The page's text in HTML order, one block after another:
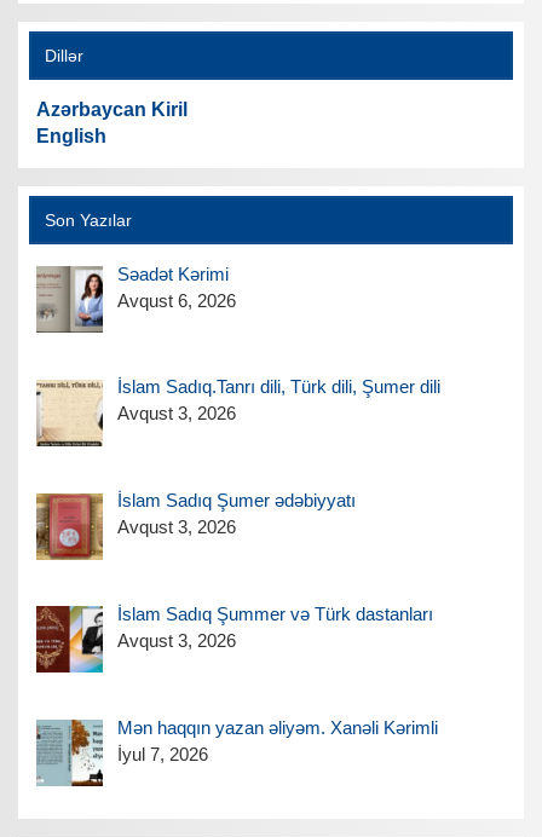
Dillər
Azərbaycan Kiril
English
Son Yazılar
Səadət Kərimi
Avqust 6, 2026
İslam Sadıq.Tanrı dili, Türk dili, Şumer dili
Avqust 3, 2026
İslam Sadıq Şumer ədəbiyyatı
Avqust 3, 2026
İslam Sadıq Şummer və Türk dastanları
Avqust 3, 2026
Mən haqqın yazan əliyəm. Xanəli Kərimli
İyul 7, 2026